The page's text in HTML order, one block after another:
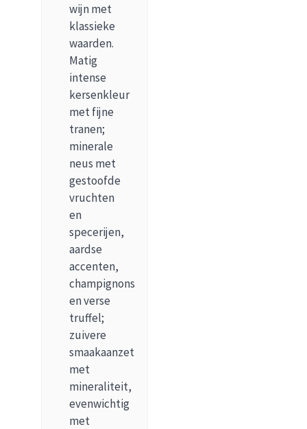
wijn met
klassieke
waarden.
Matig
intense
kersenkleur
met fijne
tranen;
minerale
neus met
gestoofde
vruchten
en
specerijen,
aardse
accenten,
champignons
en verse
truffel;
zuivere
smaakaanzet
met
mineraliteit,
evenwichtig
met